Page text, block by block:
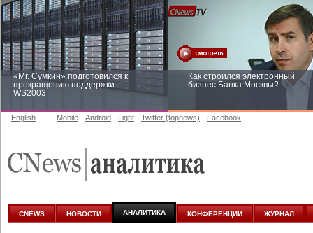
«Mr. Сумкин» подготовился к
прекращению поддержки
WS2003
Как строился электронный
бизнес Банка Москвы?
аналитике
English Mobile Android Light Twitter (topnews) Facebook
CNEWS НОВОСТИ АНАЛИТИКА КОНФЕРЕНЦИИ ЖУРНАЛ